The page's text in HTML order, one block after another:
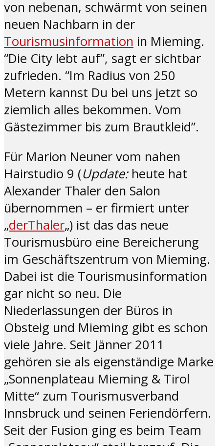
von nebenan, schwärmt von seinen
neuen Nachbarn in der
Tourismusinformation in Mieming.
“Die City lebt auf”, sagt er sichtbar
zufrieden. “Im Radius von 250
Metern kannst Du bei uns jetzt so
ziemlich alles bekommen. Vom
Gästezimmer bis zum Brautkleid”.
Für Marion Neuner vom nahen
Hairstudio 9 (Update:heute hat
Alexander Thaler den Salon
übernommen – er firmiert unter
„derThaler„) ist das das neue
Tourismusbüro eine Bereicherung
im Geschäftszentrum von Mieming.
Dabei ist die Tourismusinformation
gar nicht so neu. Die
Niederlassungen der Büros in
Obsteig und Mieming gibt es schon
viele Jahre. Seit Jänner 2011
gehören sie als eigenständige Marke
„Sonnenplateau Mieming & Tirol
Mitte“ zum Tourismusverband
Innsbruck und seinen Feriendörfern.
Seit der Fusion ging es beim Team